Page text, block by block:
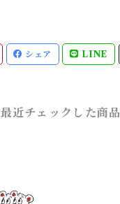
シェア LINE
最近チェックした商品